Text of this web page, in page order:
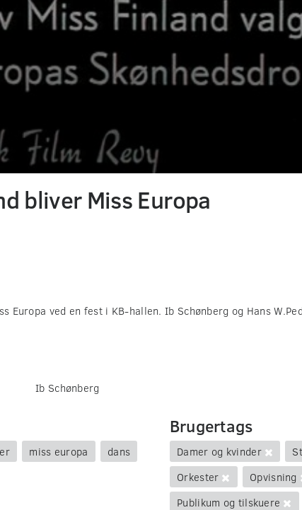
bliver Miss Europa
Europa ved en fest i KB-hallen. Ib Schønberg og Hans
Ib Schønberg
miss europa dans
Brugertags
Damer og kvinder
Orkester
Opvisning
Publikum og tilskuere